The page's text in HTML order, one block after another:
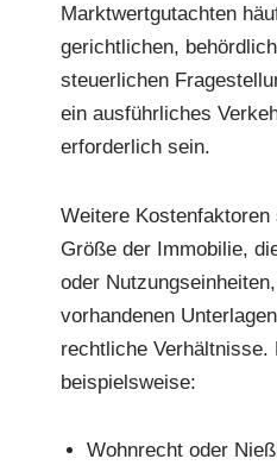
Marktwertgutachten
gerichtlichen,
steuerlichen
ein ausführliches
erforderlich sein.
Weitere Kostenfaktoren
Größe der Immobilie,
oder
vorhandenen
rechtliche Verhältnisse.
beispielsweise:
Wohnrecht oder